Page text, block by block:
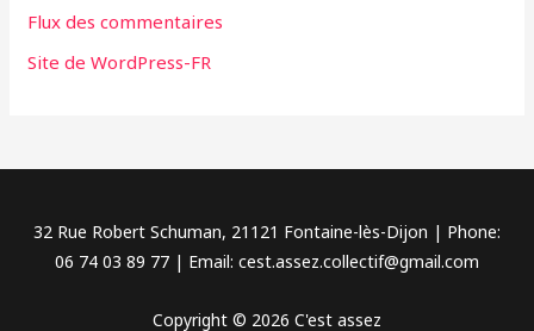
Flux des commentaires
Site de WordPress-FR
32 Rue Robert Schuman, 21121 Fontaine-lès-Dijon | Phone:
06 74 03 89 77 | Email: cest.assez.collectif@gmail.com
Copyright © 2026 C'est assez